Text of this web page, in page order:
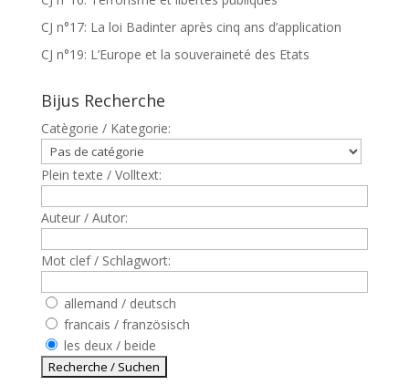
CJ n°17: La loi Badinter après cinq ans d’application
CJ n°19: L’Europe et la souveraineté des Etats
Bijus Recherche
Catègorie / Kategorie:
Plein texte / Volltext:
Auteur / Autor:
Mot clef / Schlagwort:
allemand / deutsch
francais / französisch
les deux / beide